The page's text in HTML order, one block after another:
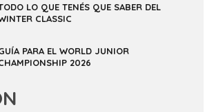
LO QUE TENÉS QUE SABER DEL
CLASSIC
PARA EL WORLD JUNIOR
2026